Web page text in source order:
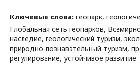
Ключевые слова: геопарк,
Глобальная сеть геопарков,
наследие, геологический туризм,
природно-познавательный туризм,
регулирование, устойчивое развитие